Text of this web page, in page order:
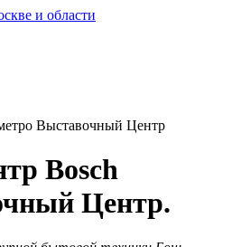
и области
Выставочный Центр
Bosch
Центр.